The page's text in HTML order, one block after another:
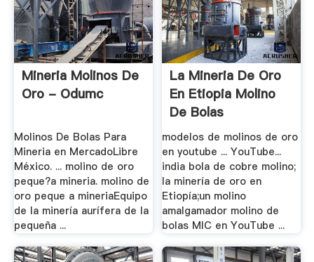
Mineria Molinos De
Oro - Odumc
Molinos De Bolas Para
Mineria en MercadoLibre
México. ... molino de oro
peque?a mineria. molino de
oro peque a mineriaEquipo
de la minería aurífera de la
pequeña ...
La Mineria De Oro
En Etiopia Molino
De Bolas
modelos de molinos de oro
en youtube ... YouTube...
india bola de cobre molino;
la minería de oro en
Etiopía;un molino
amalgamador molino de
bolas MIC en YouTube ...